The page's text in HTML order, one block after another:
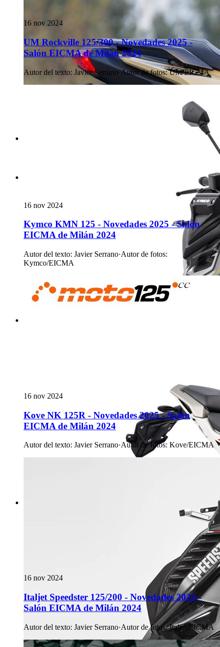
16 nov 2024
UM Rockville 125/300 - Novedades 2025 -
Salón EICMA de Milán 2024
Autor del texto: Javier Serrano·Autor de fotos: UM/EICMA
16 nov 2024
Kymco KMN 125 - Novedades 2025 - Salón
EICMA de Milán 2024
Autor del texto: Javier Serrano·Autor de fotos:
Kymco/EICMA
16 nov 2024
Kove NK 125R - Novedades 2025 - Salón
EICMA de Milán 2024
Autor del texto: Javier Serrano·Autor de fotos: Kove/EICMA
16 nov 2024
Italjet Speedster 125/200 - Novedades 2025 -
Salón EICMA de Milán 2024
Autor del texto: Javier Serrano·Autor de fotos: Italjet/EICMA